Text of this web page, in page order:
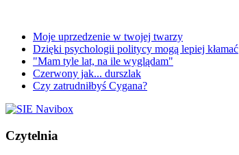
Moje uprzedzenie w twojej twarzy
Dzięki psychologii politycy mogą lepiej kłamać
"Mam tyle lat, na ile wyglądam"
Czerwony jak... durszlak
Czy zatrudniłbyś Cygana?
Czytelnia